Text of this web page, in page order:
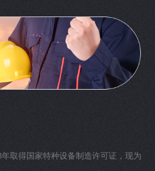
取得国家特种设备制造许可证，现为